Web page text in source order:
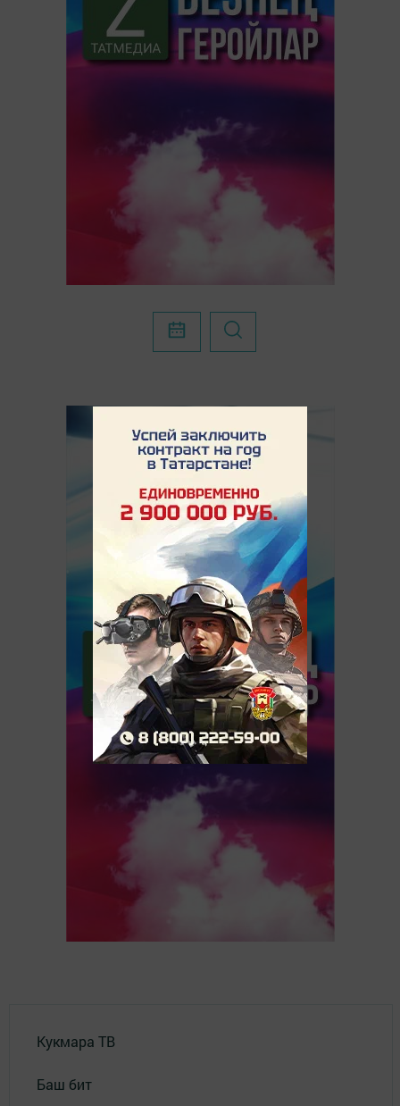
Кукмара ТВ
Баш бит